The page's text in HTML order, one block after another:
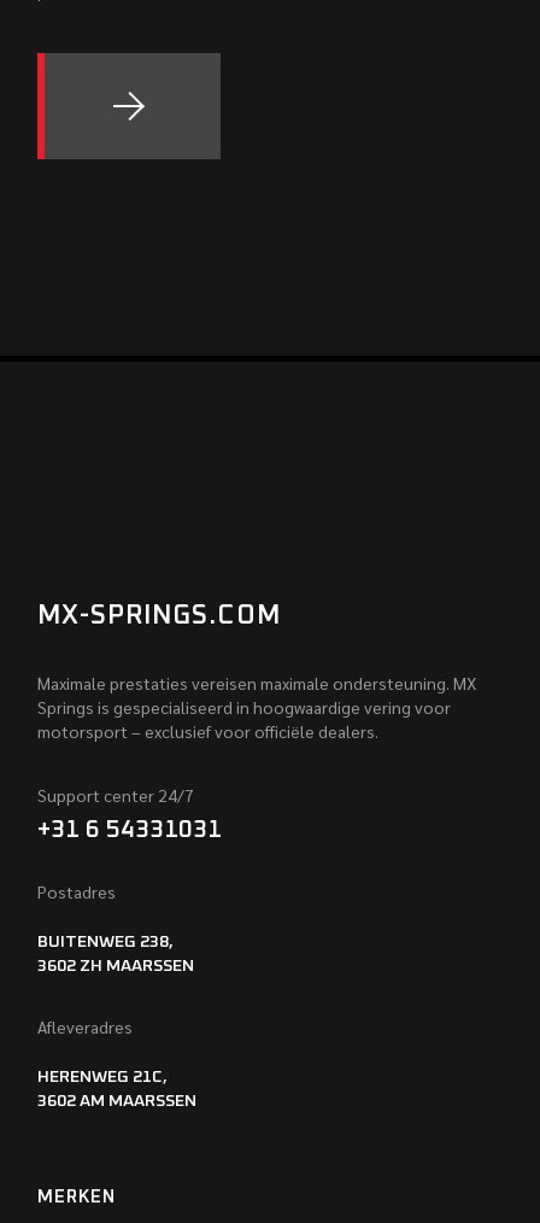
MX-SPRINGS.COM
Maximale prestaties vereisen maximale ondersteuning. MX
Springs is gespecialiseerd in hoogwaardige vering voor
motorsport – exclusief voor officiële dealers.
Support center 24/7
+31 6 54331031
Postadres
BUITENWEG 238,
3602 ZH MAARSSEN
Afleveradres
HERENWEG 21C,
3602 AM MAARSSEN
MERKEN